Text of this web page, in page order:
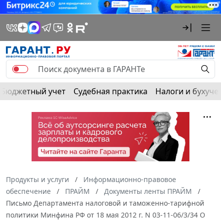
Бюджетный учет Судебная практика Налоги и
Продукты и услуги
Информационно-правовое
обеспечение
ПРАЙМ
Документы ленты ПРАЙМ
Письмо Департамента налоговой и таможенно-тарифной
политики Минфина РФ от 18 мая 2012 г. N 03-11-06/3/34 О